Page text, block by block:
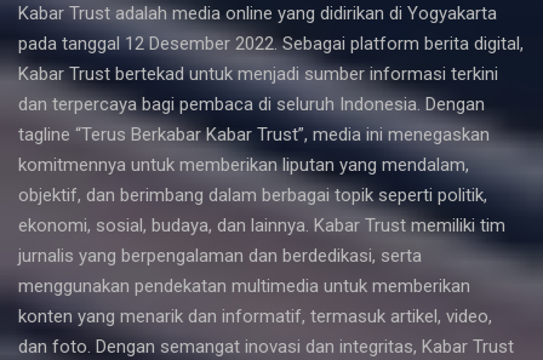
Kabar Trust adalah media online yang didirikan di Yogyakarta
pada tanggal 12 Desember 2022. Sebagai platform berita digital,
Kabar Trust bertekad untuk menjadi sumber informasi terkini
dan terpercaya bagi pembaca di seluruh Indonesia. Dengan
tagline “Terus Berkabar Kabar Trust”, media ini menegaskan
komitmennya untuk memberikan liputan yang mendalam,
objektif, dan berimbang dalam berbagai topik seperti politik,
ekonomi, sosial, budaya, dan lainnya. Kabar Trust memiliki tim
jurnalis yang berpengalaman dan berdedikasi, serta
menggunakan pendekatan multimedia untuk memberikan
konten yang menarik dan informatif, termasuk artikel, video,
dan foto. Dengan semangat inovasi dan integritas, Kabar Trust